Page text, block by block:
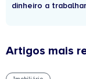
dinheiro a
Artigos mais